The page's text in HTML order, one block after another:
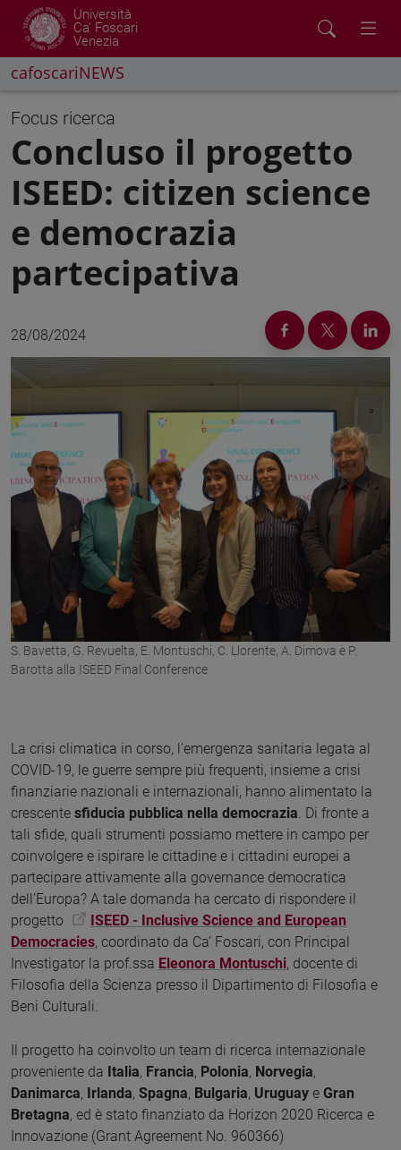
Università
Ca' Foscari
Venezia
cafoscariNEWS
Focus ricerca
Concluso il progetto
ISEED: citizen science
e democrazia
partecipativa
28/08/2024
S. Bavetta, G. Revuelta, E. Montuschi, C. Llorente, A. Dimova e P.
Barotta alla ISEED Final Conference
La crisi climatica in corso, l’emergenza sanitaria legata al
COVID-19, le guerre sempre più frequenti, insieme a crisi
finanziarie nazionali e internazionali, hanno alimentato la
crescente sfiducia pubblica nella democrazia . Di fronte a
tali sfide, quali strumenti possiamo mettere in campo per
coinvolgere e ispirare le cittadine e i cittadini europei a
partecipare attivamente alla governance democratica
dell’Europa? A tale domanda ha cercato di rispondere il
progetto
ISEED - Inclusive Science and European
Democracies, coordinato da Ca’ Foscari, con Principal
Investigator la prof.ssa Eleonora Montuschi, docente di
Filosofia della Scienza presso il Dipartimento di Filosofia e
Beni Culturali.
Il progetto ha coinvolto un team di ricerca internazionale
proveniente da Italia, Francia, Polonia, Norvegia,
Danimarca, Irlanda, Spagna, Bulgaria, Uruguay e Gran
Bretagna, ed è stato finanziato da Horizon 2020 Ricerca e
Innovazione (Grant Agreement No. 960366)